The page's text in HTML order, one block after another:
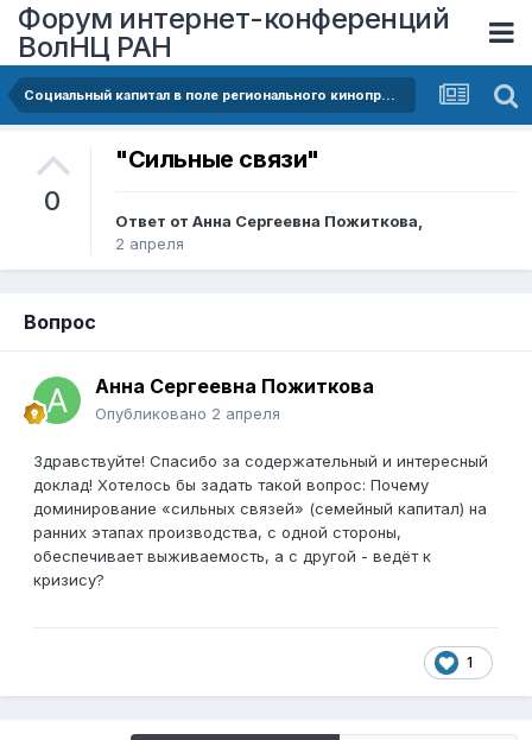
Форум интернет-конференций
ВолНЦ РАН
Социальный капитал в поле регионального кинопроизводства: от неформальных сетей к институционализации
0
"Сильные связи"
Ответ от Анна Сергеевна Пожиткова,
2 апреля
Вопрос
Анна Сергеевна Пожиткова
Опубликовано 2 апреля
Здравствуйте! Спасибо за содержательный и интересный
доклад! Хотелось бы задать такой вопрос: Почему
доминирование «сильных связей» (семейный капитал) на
ранних этапах производства, с одной стороны,
обеспечивает выживаемость, а с другой - ведёт к
кризису?
1